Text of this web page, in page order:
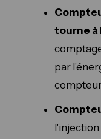
tourne à
par